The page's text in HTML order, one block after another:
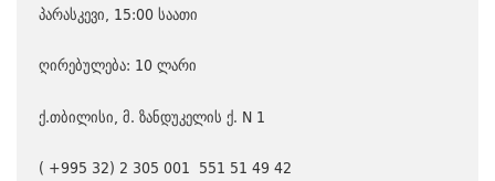
პარასკევი, 15:00საათი
ღირებულება: 10ლარი
ქ.თბილისი, მ. ზანდუკელის ქ. N 1
( +995 32) 2 305 001 551 51 49 42